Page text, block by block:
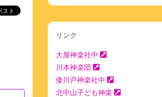
リンク
大屋神楽社中
川本神楽団
倭川戸神楽社中
北中山子ども神楽